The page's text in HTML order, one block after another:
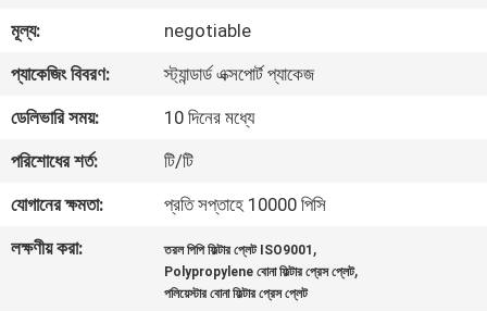
নিয়ন্ত্রণ
আমাদের
সাথে
যোগাযোগ
করুন
মূল্য:
negotiable
প্যাকেজিং বিবরণ:
স্ট্যান্ডার্ড এক্সপোর্ট প্যাকেজ
ডেলিভারি সময়:
10 দিনের মধ্যে
পরিশোধের শর্ত:
টি/টি
যোগানের ক্ষমতা:
প্রতি সপ্তাহে 10000 পিসি
লক্ষণীয় করা:
তরল পিপি ফিল্টার প্লেট ISO9001 ,
Polypropylene বোনা ফিল্টার প্রেস প্লেট,
পলিয়েস্টার বোনা ফিল্টার প্রেস প্লেট